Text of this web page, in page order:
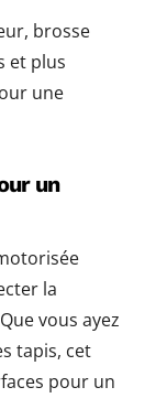
brosse
et plus
une
un
la
vous ayez
tapis, cet
pour un